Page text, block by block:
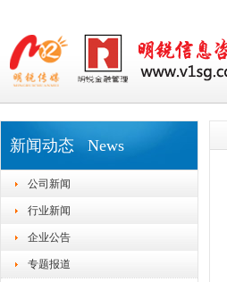
新闻动态 News
公司新闻
行业新闻
企业公告
专题报道